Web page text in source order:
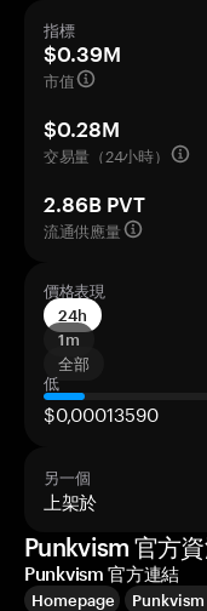
指標
$0.39M
市值
$0.28M
交易量（24小時）
2.86B PVT
流通供應量
價格表現
24h
1m
全部
低
$0,00013590
另一個
上架於
Punkvism 官方
Punkvism 官方連結
Homepage Punkvism